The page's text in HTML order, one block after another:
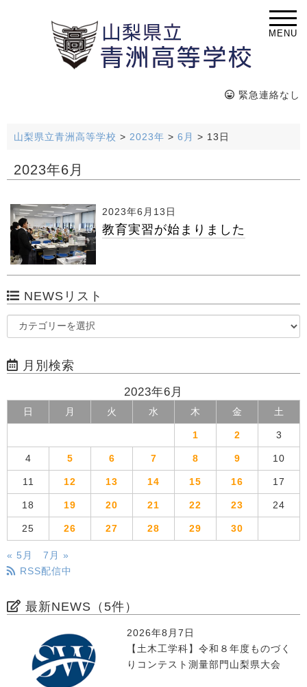
MENU
緊急連絡なし
山梨県立青洲高等学校 > 2023年 > 6月 > 13日
2023年6月
2023年6月13日
教育実習が始まりました
NEWSリスト
月別検索
2023年6月
日 月 火 水 木 金 土
1 2 3
4 5 6 7 8 9 10
11 12 13 14 15 16 17
18 19 20 21 22 23 24
25 26 27 28 29 30
« 5月
7月 »
RSS配信中
最新NEWS（5件）
2026年8月7日
【土木工学科】令和８年度ものづく
りコンテスト測量部門山梨県大会